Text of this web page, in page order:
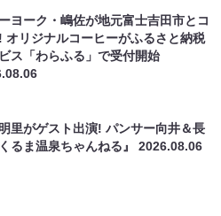
ヨーク・嶋佐が地元富士吉田市とコ
オリジナルコーヒーがふるさと納税
ス「わらふる」で受付開始
里がゲスト出演! パンサー向井＆長
るま温泉ちゃんねる』2026.08.06